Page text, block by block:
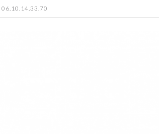
06.10.14.33.70